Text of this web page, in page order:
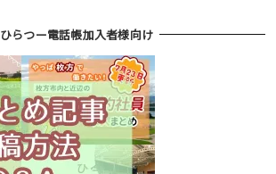
ひらつー電話帳加入者様向け